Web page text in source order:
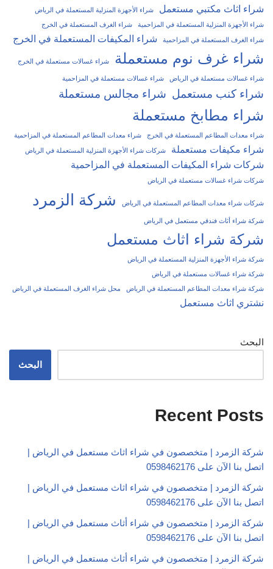
شراء اثاث مكتبي مستعمل
شراء الأجهزة المنزلية المستعملة في الرياض
شراء الأجهزة المنزلية المستعملة في المزاحمية
شراء الغرف المستعملة في الخرج
شراء الغرف المستعملة في المزاحمية شراء المكيفات المستعملة في الخرج
شراء غرف نوم مستعملة شراء غسالات مستعملة في الخرج
شراء غسالات مستعملة في الرياض شراء غسالات مستعملة في المزاحمية
شراء كنب مستعمل شراء مجالس مستعملة
شراء مطابخ مستعملة
شراء معدات المطاعم المستعملة في الخرج شراء معدات المطاعم المستعملة في المزاحمية
شراء مكيفات مستعملة شركات شراء الأجهزة المنزلية المستعملة في الرياض
شركات شراء المكيفات المستعملة في المزاحمية
شركات شراء غسالات مستعملة في الرياض
شركات شراء معدات المطاعم المستعملة في الرياض شركة الزمرد
شركة شراء أثاث فندقي مستعمل في الرياض
شركة شراء اثاث مستعمل
شركة شراء الأجهزة المنزلية المستعملة في الرياض
شركة شراء غسالات مستعملة في الرياض
شركة شراء معدات المطاعم المستعملة في الرياض
محل شراء الغرف المستعملة في الرياض
نشتري اثاث مستعمل
البحث
البحث
Recent Posts
شركة الزمرد | متخصصون في شراء اثاث مستعمل في الرياض |
اتصل بنا الآن على 0598462176
شركة الزمرد | متخصصون في شراء اثاث مستعمل في الرياض |
اتصل بنا الآن على 0598462176
شركة الزمرد | متخصصون في شراء أثاث مستعمل في الرياض |
اتصل بنا الآن على 0598462176
شركة الزمرد | متخصصون في شراء أثاث مستعمل في الرياض |